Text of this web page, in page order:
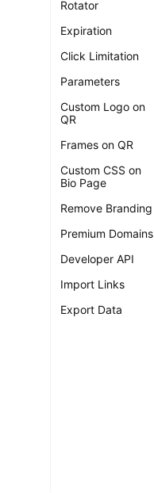
Rotator
Expiration
Click Limitation
Parameters
Custom Logo on
QR
Frames on QR
Custom CSS on
Bio Page
Remove Branding
Premium Domains
Developer API
Import Links
Export Data